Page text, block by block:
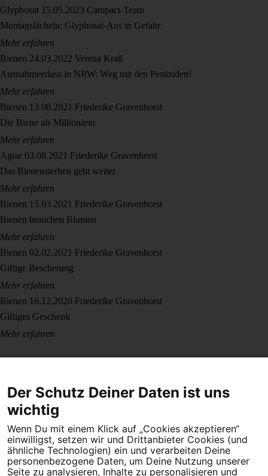
Glyphosat 15.05.2023 Campact-Team
Montagslächeln: Glyphosat-Aus in Gefahr
Mehr erfahren
Bienen 24.03.2022 Verena Kraß
Ausnahmeerlass in NRW: Weg mit den Pestiziden!
Mehr erfahren
Bienen 13.08.2021 Friederike Gravenhorst
Die Biene als Millionärin
Mehr erfahren
Agrar 03.08.2021 Friederike Gravenhorst
Das Bienensterben geht weiter
Mehr erfahren
Bienen 15.03.2021 Friederike Gravenhorst
Bienen brauchen Blumen
Mehr erfahren
Bienen 02.02.2021 Friederike Gravenhorst
Giftige Bescherung
Mehr erfahren
Bienen 16.12.2020 Friederike Gravenhorst
Giftiges Geschenk
Mehr erfahren
Dein Engagement macht den Unterschied. Schließe Dich 4,5
Millionen Menschen an.
Newsletter bestellen
Der Schutz Deiner Daten ist uns
wichtig
Wenn Du mit einem Klick auf „Cookies akzeptieren“
einwilligst, setzen wir und Drittanbieter Cookies (und
ähnliche Technologien) ein und verarbeiten Deine
personenbezogene Daten, um Deine Nutzung unserer
Seite zu analysieren, Inhalte zu personalisieren und